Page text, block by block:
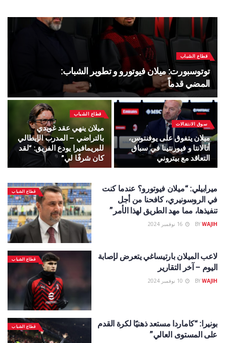
قطاع الشباب
توتوسبورت: ميلان فيوتورو و تطوير الشباب:
المضي قدماً
سوق الانتقالات
ميلان يتفوق على يوفنتوس،
أتالانتا و فيورنتينا في سباق
التعاقد مع بيتروني
قطاع الشباب
ميلان ينهي عقد غويدي
بالتراضي – المدرب الإيطالي
للبريمافيرا يودع الفريق: “لقد
كان شرفًا لي”
قطاع الشباب
ميرابيلي: “ميلان فيوتورو؟ عندما كنت
في الروسونيري، كافحنا من أجل
تنفيذها، مما مهد الطريق لهذا الأمر”
BY WAJIH
قطاع الشباب
لاعب الميلان بارتيساغي يتعرض لإصابة
اليوم – آخر التقارير
BY WAJIH
قطاع الشباب
بونيرا: “كاماردا مستعد ذهنيًا لكرة القدم
على المستوى العالي”